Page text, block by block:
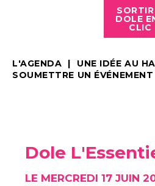
DOLE
CLIC
L'AGENDA
UNE IDÉE AU
SOUMETTRE UN ÉVÉNEMENT
Dole
LE MERCREDI 17 JUIN